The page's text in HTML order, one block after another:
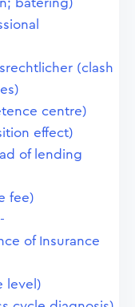
batering)
(clash
centre)
effect)
of lending
fee)
of Insurance
level)